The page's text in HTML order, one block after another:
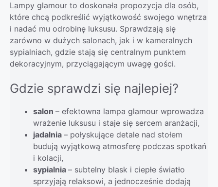
Lampy glamour to doskonała propozycja dla osób,
które chcą podkreślić wyjątkowość swojego wnętrza
i nadać mu odrobinę luksusu. Sprawdzają się
zarówno w dużych salonach, jak i w kameralnych
sypialniach, gdzie stają się centralnym punktem
dekoracyjnym, przyciągającym uwagę gości.
Gdzie sprawdzi się najlepiej?
salon – efektowna lampa glamour wprowadza
wrażenie luksusu i staje się sercem aranżacji,
jadalnia – połyskujące detale nad stołem
budują wyjątkową atmosferę podczas spotkań
i kolacji,
sypialnia – subtelny blask i ciepłe światło
sprzyjają relaksowi, a jednocześnie dodają